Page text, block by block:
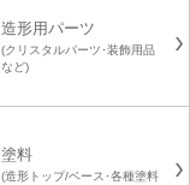
造形用パーツ
(クリスタルパーツ･装飾用品
など)
塗料
(造形トップ/ベース･各種塗料